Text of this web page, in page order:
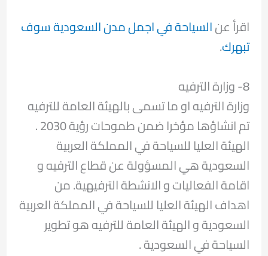
اقرأ عنالسياحة في اجمل مدن السعودية سوف
تبهرك.
8- وزارة الترفيه
وزارة الترفيه او ما تسمى بالهيئة العامة للترفيه
تم انشاؤها مؤخرا ضمن طموحات رؤية 2030 .
الهيئة العليا للسياحة في المملكة العربية
السعودية هي المسؤولة عن قطاع الترفيه و
اقامة الفعاليات و الانشطة الترفيهية. من
اهداف الهيئة العليا للسياحة في المملكة العربية
السعودية و الهيئة العامة للترفيه هو تطوير
السياحة في السعودية .